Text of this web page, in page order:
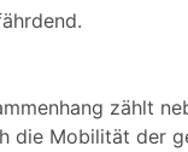
zählt
die Mobilität der